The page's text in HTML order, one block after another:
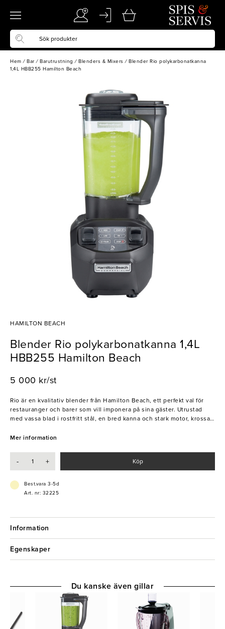
Hem / Bar / Barutrustning / Blenders & Mixers / Blender Rio polykarbonatkanna
1,4L HBB255 Hamilton Beach
HAMILTON BEACH
Blender Rio polykarbonatkanna 1,4L
HBB255 Hamilton Beach
5 000 kr/st
Rio är en kvalitativ blender från Hamilton Beach, ett perfekt val för
restauranger och barer som vill imponera på sina gäster. Utrustad
med vassa blad i rostfritt stål, en bred kanna och stark motor, krossar
professionella resultat. Blendern har en låg, en hög och en
miljöer.
- Olika hastighetsreglage
- Effektiva blad i rostfritt stål
Mer information
- + Köp
Best.vara 3-5d
Art. nr: 32225
Information
Egenskaper
Du kanske även gillar